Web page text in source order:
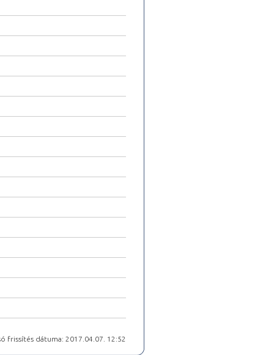
frissítés dátuma: 2017.04.07. 12:52